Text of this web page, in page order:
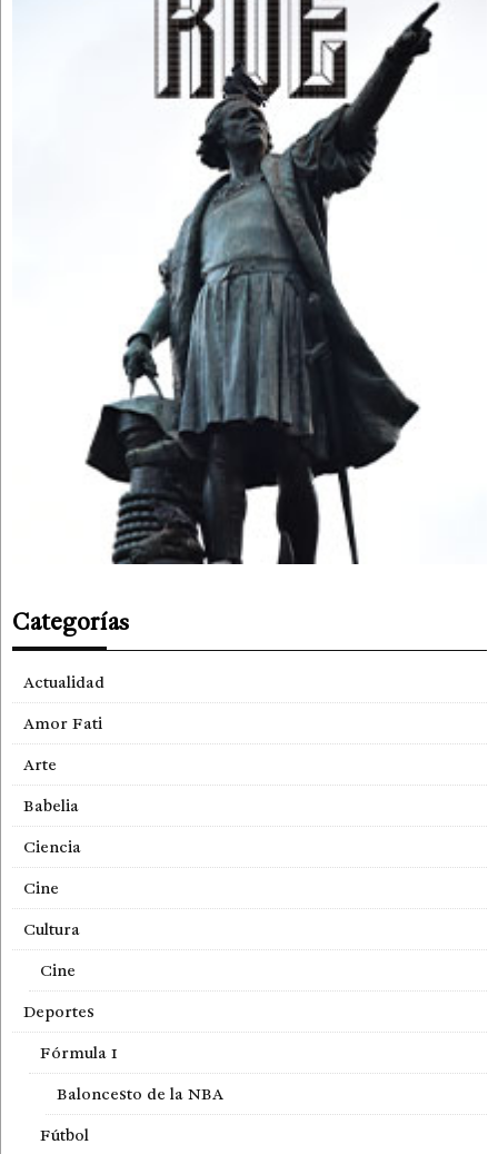
Categorías
Actualidad
Amor Fati
Arte
Babelia
Ciencia
Cine
Cultura
Cine
Deportes
Fórmula 1
Baloncesto de la NBA
Fútbol